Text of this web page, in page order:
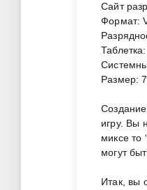
Сайт
Формат:
Размер:
Создание
игру. Вы
миксе то
могут
Итак, вы